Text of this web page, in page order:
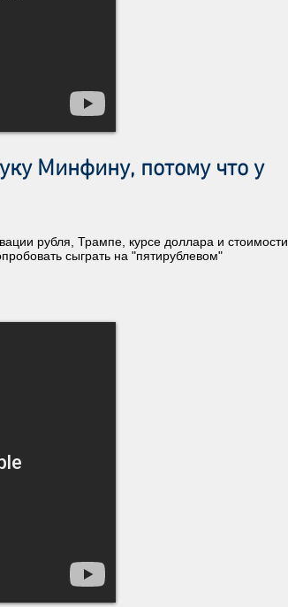
Минфину, потому что у
рубля, Трампе, курсе доллара и стоимости
сыграть на "пятирублевом"